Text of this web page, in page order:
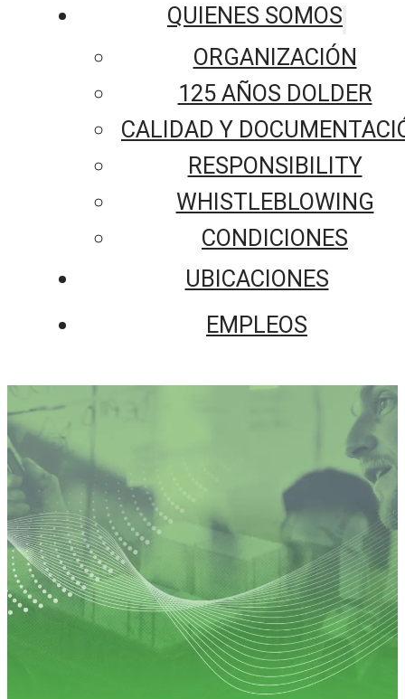
QUIENES SOMOS
ORGANIZACIÓN
125 AÑOS DOLDER
CALIDAD Y
RESPONSIBILITY
WHISTLEBLOWING
CONDICIONES
UBICACIONES
EMPLEOS